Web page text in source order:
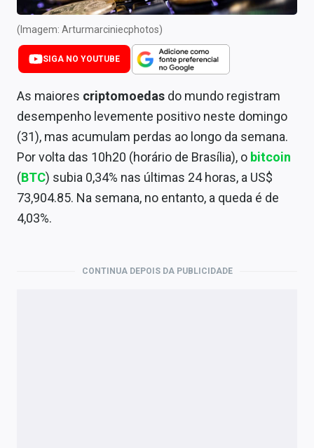
Central de Fundos Imobiliários
Central dos IPOs
Renda Fixa
Finanças Pessoais
Mercados
Economia
Empresas
Brasil
(Imagem: Arturmarciniecphotos)
SIGA NO YOUTUBE
As maiores criptomoedas do mundo registram
desempenho levemente positivo neste domingo
(31), mas acumulam perdas ao longo da semana.
Por volta das 10h20 (horário de Brasília), o bitcoin
(BTC) subia 0,34% nas últimas 24 horas, a US$
73,904.85. Na semana, no entanto, a queda é de
4,03%.
CONTINUA DEPOIS DA PUBLICIDADE